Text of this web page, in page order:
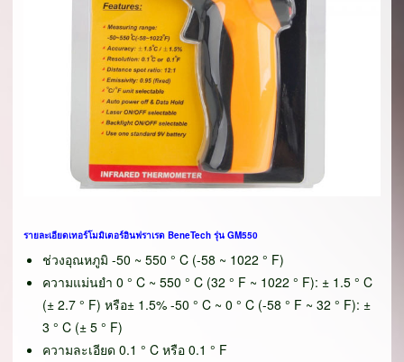
รายละเอียดเทอร์โมมิเตอร์อินฟราเรด BeneTech รุ่น GM550
ช่วงอุณหภูมิ -50 ~ 550 ° C (-58 ~ 1022 ° F)
ความแม่นยำ 0 ° C ~ 550 ° C (32 ° F ~ 1022 ° F): ± 1.5 ° C
(± 2.7 ° F) หรือ± 1.5% -50 ° C ~ 0 ° C (-58 ° F ~ 32 ° F): ±
3 ° C (± 5 ° F)
ความละเอียด 0.1 ° C หรือ 0.1 ° F